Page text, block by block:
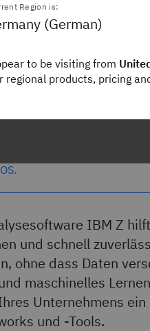
Machine Learning
IBM Z
und schnell
ohne dass Daten
maschinelles
Unternehmens
und -Tools.
Region is:
(German)
to be visiting from
regional products, pricing